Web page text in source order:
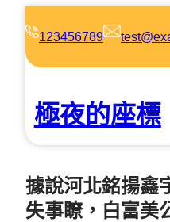
123456789
極夜的座標
據說河北銘揚鑫
失事瞭，白富美